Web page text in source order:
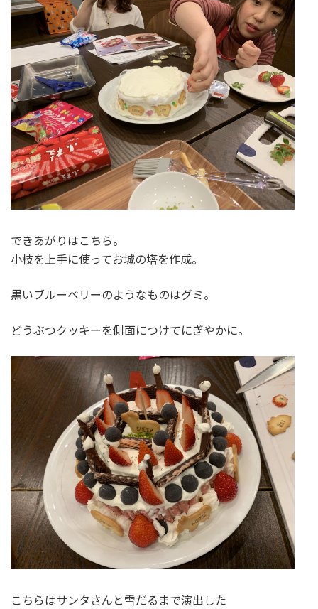
できあがりはこちら。
小枝を上手に使ってお城の塔を作成。
黒いブルーベリーのようなものはグミ。
どうぶつクッキーを側面につけてにぎやかに。
こちらはサンタさんと雪だるまで演出した